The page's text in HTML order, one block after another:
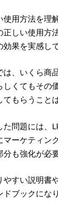
使用方法を理
正しい使用方
効果を実感し
は、いくら商
しくてもその
てもらうこと
た問題には、
マーケティン
分も強化が必
やすい説明書
ドブックにな